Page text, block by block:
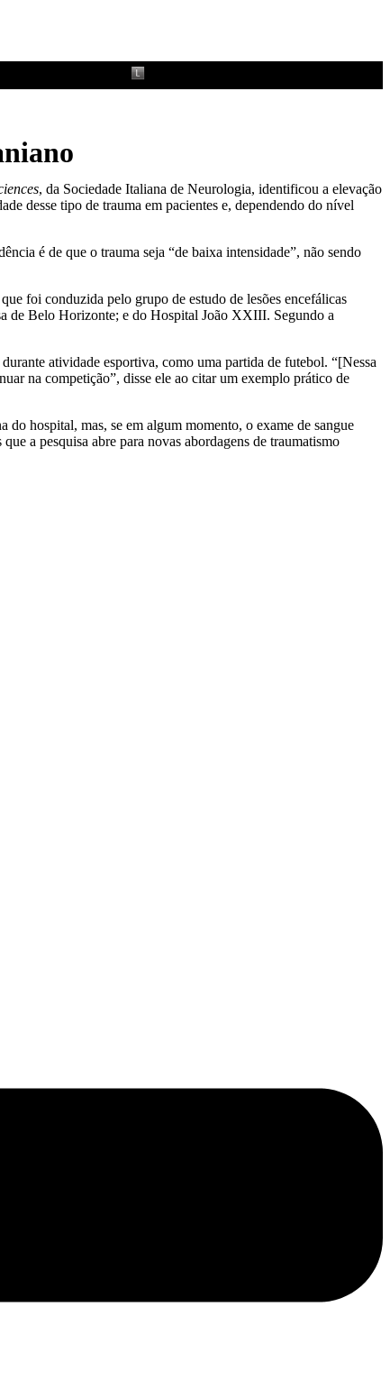
, da Sociedade Italiana de Neurologia, identificou a elevação
desse tipo de trauma em pacientes e, dependendo do nível
é de que o trauma seja “de baixa intensidade”, não sendo
foi conduzida pelo grupo de estudo de lesões encefálicas
de Belo Horizonte; e do Hospital João XXIII. Segundo a
atividade esportiva, como uma partida de futebol. “[Nessa
na competição”, disse ele ao citar um exemplo prático de
do hospital, mas, se em algum momento, o exame de sangue
a pesquisa abre para novas abordagens de traumatismo